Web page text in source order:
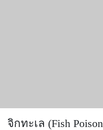
จิกทะเล (Fish